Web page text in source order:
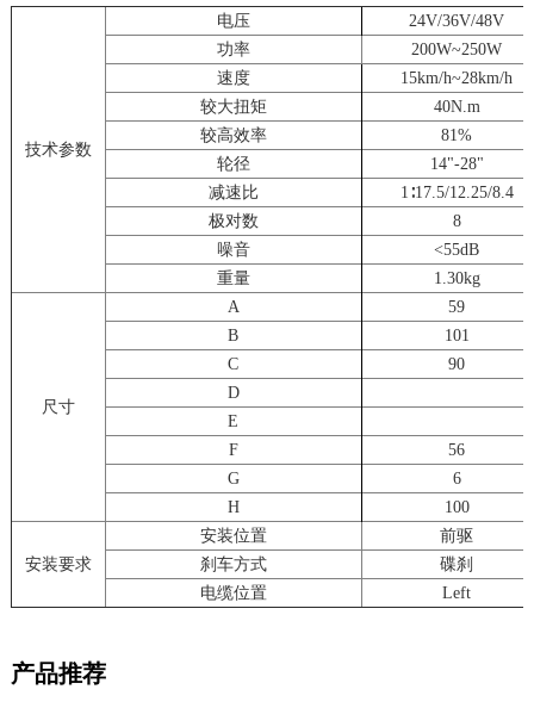
技术参数
电压
24V/36V/48V
功率
200W~250W
速度
15km/h~28km/h
较大扭矩
40N.m
较高效率
81%
轮径
14"-28"
减速比
1∶17.5/12.25/8.4
极对数
8
噪音
<55dB
重量
1.30kg
尺寸
A
59
B
101
C
90
D
E
F
56
G
6
H
100
安装要求
安装位置
前驱
刹车方式
碟刹
电缆位置
Left
产品推荐